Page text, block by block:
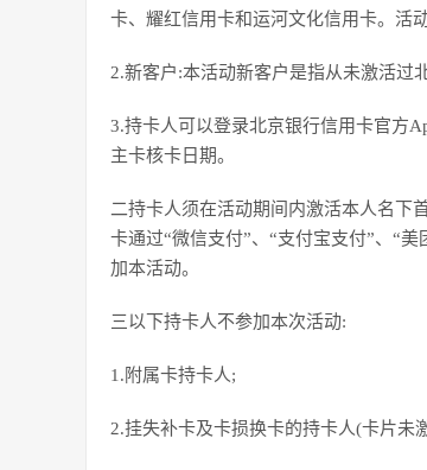
卡、耀红信用卡和运河文化信用卡。活
2.新客户:本活动新客户是指从未激活过
3.持卡人可以登录北京银行信用卡官方
主卡核卡日期。
二持卡人须在活动期间内激活本人名下
卡通过“微信支付”、“支付宝支付”、“
加本活动。
三以下持卡人不参加本次活动:
1.附属卡持卡人;
2.挂失补卡及卡损换卡的持卡人(卡片未